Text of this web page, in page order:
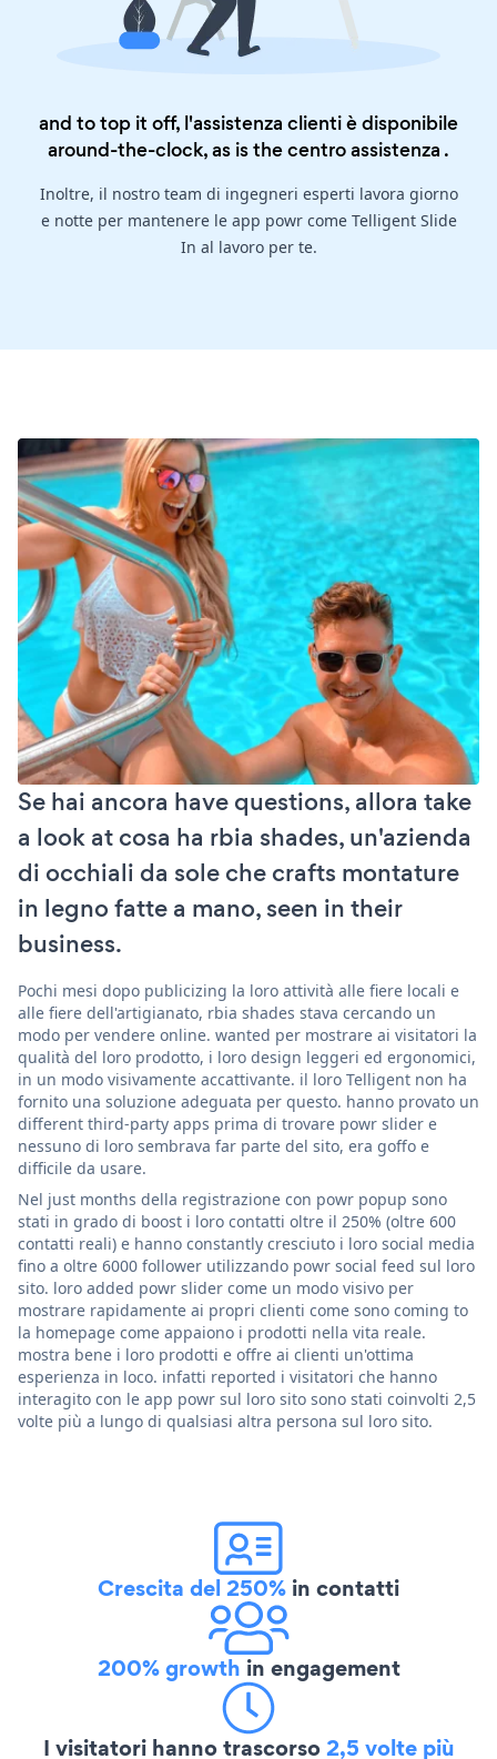
and to top it off, l'assistenza clienti è disponibile
around-the-clock, as is thecentro assistenza .
Inoltre, il nostro team di ingegneri esperti lavora giorno
e notte per mantenere le app powr come Telligent Slide
In al lavoro per te.
Se hai ancora have questions, allora take
a look at cosa ha rbia shades, un'azienda
di occhiali da sole che crafts montature
in legno fatte a mano, seen in their
business.
Pochi mesi dopo publicizing la loro attività alle fiere locali e
alle fiere dell'artigianato, rbia shades stava cercando un
modo per vendere online. wanted per mostrare ai visitatori la
qualità del loro prodotto, i loro design leggeri ed ergonomici,
in un modo visivamente accattivante. il loro Telligent non ha
fornito una soluzione adeguata per questo. hanno provato un
different third-party apps prima di trovare powr slider e
nessuno di loro sembrava far parte del sito, era goffo e
difficile da usare.
Nel just months della registrazione con powr popup sono
stati in grado di boost i loro contatti oltre il 250% (oltre 600
contatti reali) e hanno constantly cresciuto i loro social media
fino a oltre 6000 follower utilizzando powr social feed sul loro
sito. loro added powr slider come un modo visivo per
mostrare rapidamente ai propri clienti come sono coming to
la homepage come appaiono i prodotti nella vita reale.
mostra bene i loro prodotti e offre ai clienti un'ottima
esperienza in loco. infatti reported i visitatori che hanno
interagito con le app powr sul loro sito sono stati coinvolti 2,5
volte più a lungo di qualsiasi altra persona sul loro sito.
Crescita del 250% in contatti
200% growth in engagement
I visitatori hanno trascorso2,5 volte più